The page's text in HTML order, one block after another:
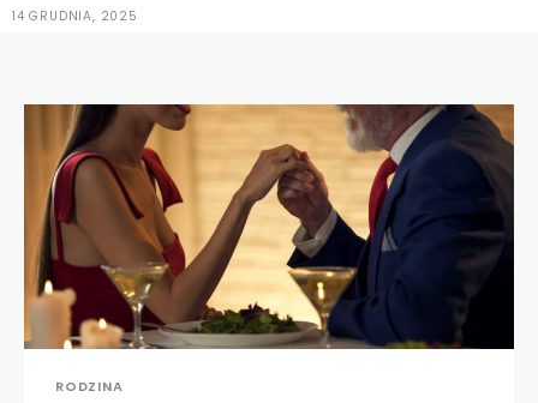
14 GRUDNIA, 2025
RODZINA